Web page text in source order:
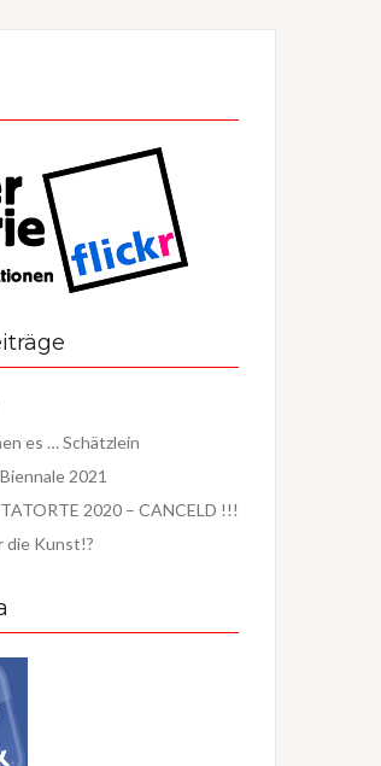
es … Schätzlein
2021
2020 – CANCELD !!!
die Kunst!?